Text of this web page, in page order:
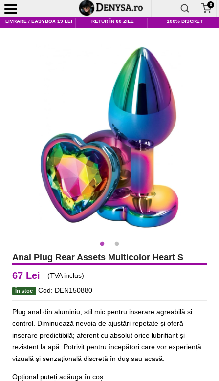
0
LIVRARE / EASYBOX 19 LEI RETUR ÎN 60 ZILE 100% DISCRET
Anal Plug Rear Assets Multicolor Heart S
67 Lei (TVA inclus)
În stoc Cod: DEN150880
Plug anal din aluminiu, stil mic pentru inserare agreabilă și
control. Diminuează nevoia de ajustări repetate și oferă
inserare predictibilă; aferent cu absolut orice lubrifiant și
rezistent la apă. Potrivit pentru începători care vor experiență
vizuală și senzațională discretă în duș sau acasă.
Opțional puteți adăuga în coș: